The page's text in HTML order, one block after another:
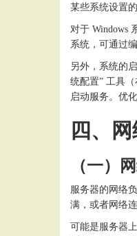
某些系统设置
对于 Windows
系统，可通过
另外，系统的
统配置” 工具
启动服务。优
四、
（一）
服务器的网络
满，或者网络
可能是服务器